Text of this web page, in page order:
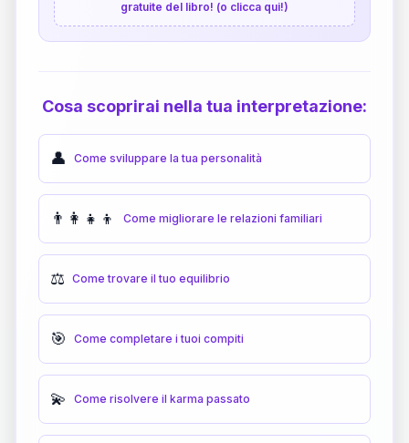
gratuite del libro! (o clicca qui!)
Cosa scoprirai nella tua interpretazione:
👤 Come sviluppare la tua personalità
👨‍👩‍👧‍👦 Come migliorare le relazioni familiari
⚖️ Come trovare il tuo equilibrio
🎯 Come completare i tuoi compiti
💫 Come risolvere il karma passato